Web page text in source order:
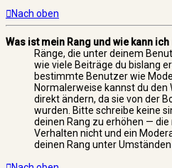
Nach oben
Was ist mein Rang und wie kann
Ränge, die unter deinem
wie viele Beiträge du bislang
bestimmte Benutzer wie
Normalerweise kannst du den
direkt ändern, da sie von der
wurden. Bitte schreibe keine
deinen Rang zu erhöhen —
Verhalten nicht und ein
deinen Rang unter